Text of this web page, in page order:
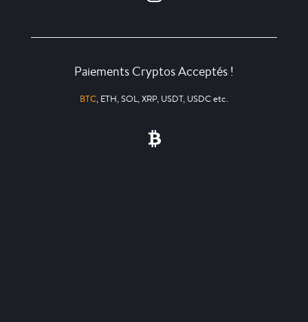
Paiements Cryptos Acceptés !
BTC, ETH, SOL, XRP, USDT, USDC etc.